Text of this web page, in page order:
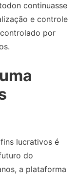
continuasse
e controle
por
lucrativos é
do
a plataforma